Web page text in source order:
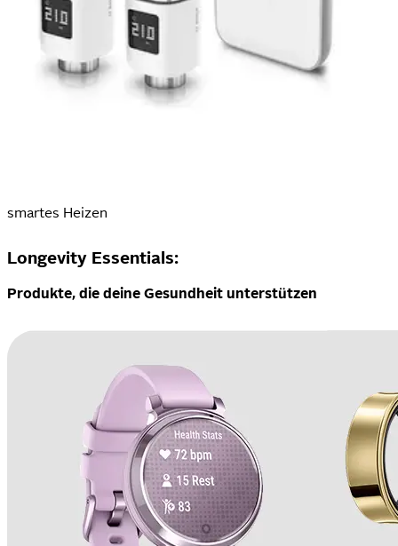
smartes Heizen
Longevity Essentials:
Produkte, die deine Gesundheit unterstützen